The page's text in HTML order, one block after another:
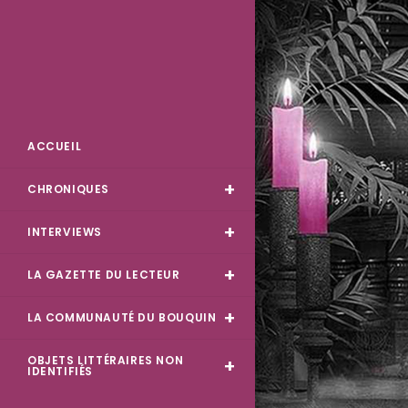
Skip
to
content
ACCUEIL
CHRONIQUES
INTERVIEWS
LA GAZETTE DU LECTEUR
LA COMMUNAUTÉ DU BOUQUIN
OBJETS LITTÉRAIRES NON
IDENTIFIÉS